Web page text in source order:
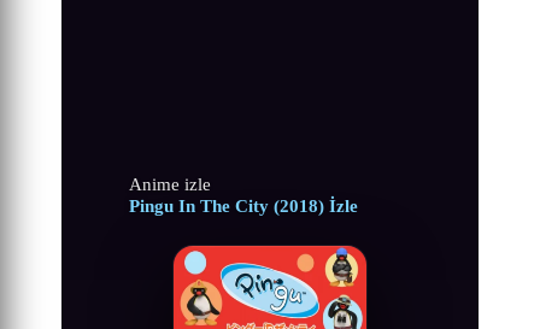
Anime izle
Pingu In The City (2018) İzle